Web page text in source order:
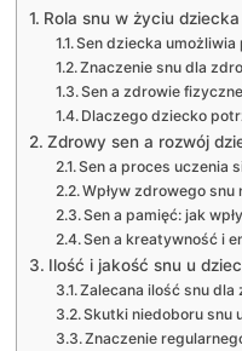
Rola snu w życiu dziecka
Sen dziecka umożliwia
Znaczenie snu dla
Sen a zdrowie
Dlaczego dziecko
Zdrowy sen a rozwój
Sen a proces uczenia
Wpływ zdrowego snu
Sen a pamięć: jak
Sen a kreatywność i
Ilość i jakość snu u
Zalecana ilość snu dla
Skutki niedoboru snu
Znaczenie